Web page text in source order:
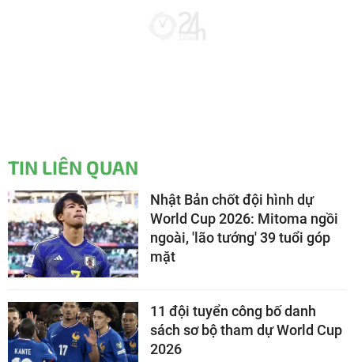
TIN LIÊN QUAN
Nhật Bản chốt đội hình dự
World Cup 2026: Mitoma ngồi
ngoài, 'lão tướng' 39 tuổi góp
mặt
11 đội tuyển công bố danh
sách sơ bộ tham dự World Cup
2026